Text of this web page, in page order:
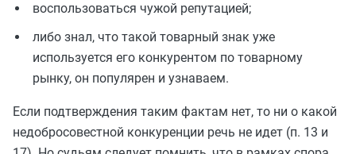
воспользоваться чужой репутацией;
либо знал, что такой товарный знак уже
используется его конкурентом по товарному
рынку, он популярен и узнаваем.
Если подтверждения таким фактам нет, то ни о какой
недобросовестной конкуренции речь не идет (п. 13 и